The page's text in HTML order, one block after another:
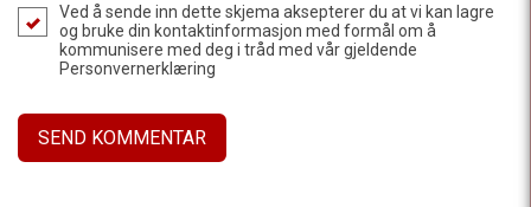
Ved å sende inn dette skjema aksepterer du at vi kan lagre
og bruke din kontaktinformasjon med formål om å
kommunisere med deg i tråd med vår gjeldende
Personvernerklæring